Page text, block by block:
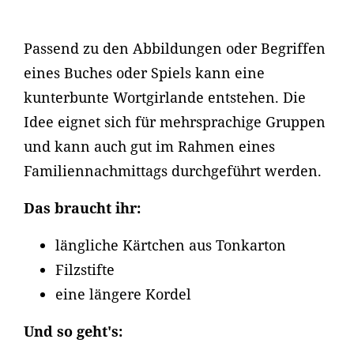
Passend zu den Abbildungen oder Begriffen
eines Buches oder Spiels kann eine
kunterbunte Wortgirlande entstehen. Die
Idee eignet sich für mehrsprachige Gruppen
und kann auch gut im Rahmen eines
Familiennachmittags durchgeführt werden.
Das braucht ihr:
längliche Kärtchen aus Tonkarton
Filzstifte
eine längere Kordel
Und so geht's: